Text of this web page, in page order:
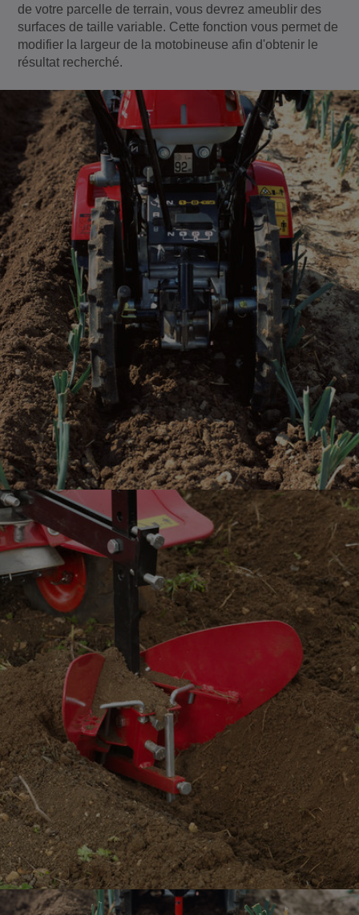
de votre parcelle de terrain, vous devrez ameublir des
surfaces de taille variable. Cette fonction vous permet de
modifier la largeur de la motobineuse afin d'obtenir le
résultat recherché.